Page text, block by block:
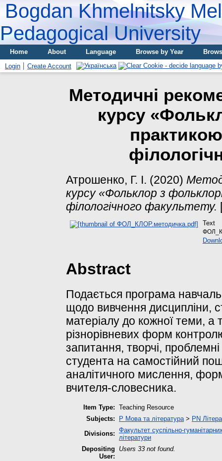
Bogdan Khmelnitsky
Pedagogical University
Home About Language Browse by Year
Login
Create Account
Методичні
курсу
Атрошенко, Г. І. (2020)
курсу «Фольклор з
філологічного факультету.
Text
Abstract
Подається програма
щодо вивчення дисципліни,
матеріалу до кожної теми, а
різнорівневих форм
запитання, творчі,
студента на самостійний
аналітичного мислення,
вчителя-словесника.
Item Type: Teaching Resource
Subjects:
P Мова та література> PN
Divisions: Факультет суспільно-
літератури
Depositing
User:
Users 33 not found.